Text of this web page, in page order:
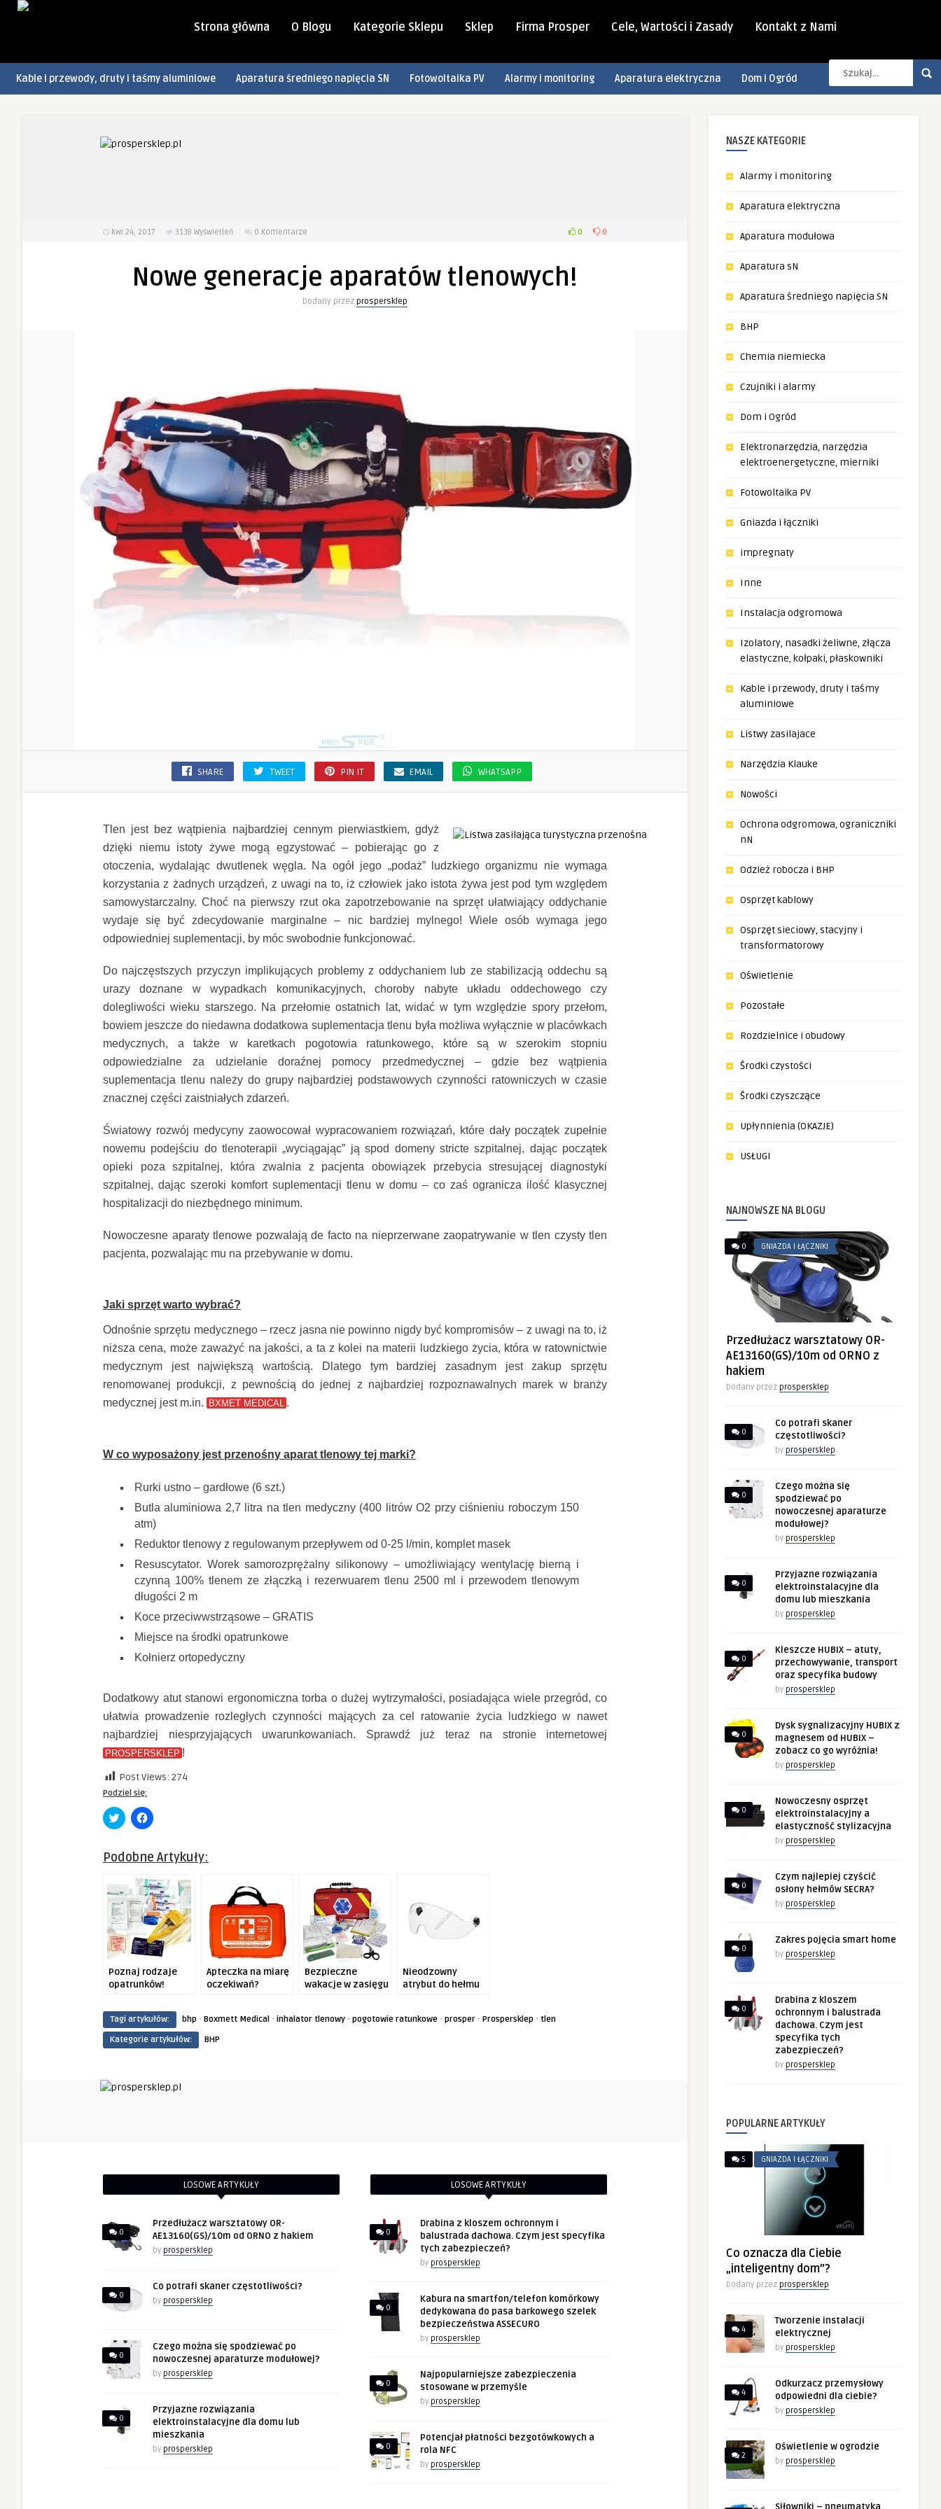
Strona główna O Blogu Kategorie Sklepu Sklep Firma Prosper Cele, Wartości i Zasady Kontakt z Nami
Kable i przewody, druty i taśmy aluminiowe Aparatura średniego napięcia SN Fotowoltaika PV Alarmy i monitoring Aparatura elektryczna Dom i Ogród
kwi 24, 2017 3138 Wyświetleń 0 Komentarze 0 0
Nowe generacje aparatów tlenowych!
Dodany przez prospersklep
SHARE TWEET PIN IT EMAIL WHATSAPP
Tlen jest bez wątpienia najbardziej cennym pierwiastkiem, gdyż
dzięki niemu istoty żywe mogą egzystować – pobierając go z
otoczenia, wydalając dwutlenek węgla. Na ogół jego „podaż” ludzkiego organizmu nie wymaga
korzystania z żadnych urządzeń, z uwagi na to, iż człowiek jako istota żywa jest pod tym względem
samowystarczalny. Choć na pierwszy rzut oka zapotrzebowanie na sprzęt ułatwiający oddychanie
wydaje się być zdecydowanie marginalne – nic bardziej mylnego! Wiele osób wymaga jego
odpowiedniej suplementacji, by móc swobodnie funkcjonować.
Do najczęstszych przyczyn implikujących problemy z oddychaniem lub ze stabilizacją oddechu są
urazy doznane w wypadkach komunikacyjnych, choroby nabyte układu oddechowego czy
dolegliwości wieku starszego. Na przełomie ostatnich lat, widać w tym względzie spory przełom,
bowiem jeszcze do niedawna dodatkowa suplementacja tlenu była możliwa wyłącznie w placówkach
medycznych, a także w karetkach pogotowia ratunkowego, które są w szerokim stopniu
odpowiedzialne za udzielanie doraźnej pomocy przedmedycznej – gdzie bez wątpienia
suplementacja tlenu należy do grupy najbardziej podstawowych czynności ratowniczych w czasie
znacznej części zaistniałych zdarzeń.
Światowy rozwój medycyny zaowocował wypracowaniem rozwiązań, które dały początek zupełnie
nowemu podejściu do tlenoterapii „wyciągając” ją spod domeny stricte szpitalnej, dając początek
opieki poza szpitalnej, która zwalnia z pacjenta obowiązek przebycia stresującej diagnostyki
szpitalnej, dając szeroki komfort suplementacji tlenu w domu – co zaś ogranicza ilość klasycznej
hospitalizacji do niezbędnego minimum.
Nowoczesne aparaty tlenowe pozwalają de facto na nieprzerwane zaopatrywanie w tlen czysty tlen
pacjenta, pozwalając mu na przebywanie w domu.
Jaki sprzęt warto wybrać?
Odnośnie sprzętu medycznego – rzecz jasna nie powinno nigdy być kompromisów – z uwagi na to, iż
niższa cena, może zaważyć na jakości, a ta z kolei na materii ludzkiego życia, która w ratownictwie
medycznym jest największą wartością. Dlatego tym bardziej zasadnym jest zakup sprzętu
renomowanej produkcji, z pewnością do jednej z najbardziej rozpoznawalnych marek w branży
medycznej jest m.in.
BXMET MEDICAL .
W co wyposażony jest przenośny aparat tlenowy tej marki?
Rurki ustno – gardłowe (6 szt.)
Butla aluminiowa 2,7 litra na tlen medyczny (400 litrów O2 przy ciśnieniu roboczym 150
atm)
Reduktor tlenowy z regulowanym przepływem od 0-25 l/min, komplet masek
Resuscytator. Worek samorozprężalny silikonowy – umożliwiający wentylację bierną i
czynną 100% tlenem ze złączką i rezerwuarem tlenu 2500 ml i przewodem tlenowym
długości 2 m
Koce przeciwwstrząsowe – GRATIS
Miejsce na środki opatrunkowe
Kołnierz ortopedyczny
Dodatkowy atut stanowi ergonomiczna torba o dużej wytrzymałości, posiadająca wiele przegród, co
ułatwia prowadzenie rozległych czynności mających za cel ratowanie życia ludzkiego w nawet
najbardziej niesprzyjających uwarunkowaniach. Sprawdź już teraz na stronie internetowej
PROSPERSKLEP !
Post Views: 274
Podziel się:
Click
to
Twitter
(Opens
new
window)
Click
to
Facebook
(Opens
new
window)
Podobne Artykuły:
Poznaj rodzaje
opatrunków!
Apteczka na miarę
oczekiwań?
Bezpieczne
wakacje w zasięgu
Nieodzowny
atrybut do hełmu
Tagi artykułów: bhp · Boxmett Medical · inhalator tlenowy · pogotowie ratunkowe · prosper · Prospersklep · tlen
Kategorie artykułów:
BHP
LOSOWE ARTYKUŁY
0
Przedłużacz warsztatowy OR-
AE13160(GS)/10m od ORNO z hakiem
by prospersklep
0
Co potrafi skaner częstotliwości?
by prospersklep
0
Czego można się spodziewać po
nowoczesnej aparaturze modułowej?
by prospersklep
0
Przyjazne rozwiązania
elektroinstalacyjne dla domu lub
mieszkania
by prospersklep
LOSOWE ARTYKUŁY
0
Drabina z kloszem ochronnym i
balustrada dachowa. Czym jest specyfika
tych zabezpieczeń?
by prospersklep
0
Kabura na smartfon/telefon komórkowy
dedykowana do pasa barkowego szelek
bezpieczeństwa ASSECURO
by prospersklep
0
Najpopularniejsze zabezpieczenia
stosowane w przemyśle
by prospersklep
0
Potencjał płatności bezgotówkowych a
rola NFC
by prospersklep
NASZE KATEGORIE
Alarmy i monitoring
Aparatura elektryczna
Aparatura modułowa
Aparatura sN
Aparatura średniego napięcia SN
BHP
Chemia niemiecka
Czujniki i alarmy
Dom i Ogród
Elektronarzędzia, narzędzia
elektroenergetyczne, mierniki
Fotowoltaika PV
Gniazda i łączniki
impregnaty
Inne
Instalacja odgromowa
Izolatory, nasadki żeliwne, złącza
elastyczne, kołpaki, płaskowniki
Kable i przewody, druty i taśmy
aluminiowe
Listwy zasilajace
Narzędzia Klauke
Nowości
Ochrona odgromowa, ograniczniki
nN
Odzież robocza i BHP
Osprzęt kablowy
Osprzęt sieciowy, stacyjny i
transformatorowy
Oświetlenie
Pozostałe
Rozdzielnice i obudowy
Środki czystości
Środki czyszczące
Upłynnienia (OKAZJE)
USŁUGI
NAJNOWSZE NA BLOGU
0 GNIAZDA I ŁĄCZNIKI
Przedłużacz warsztatowy OR-
AE13160(GS)/10m od ORNO z
hakiem
Dodany przez prospersklep
0
Co potrafi skaner
częstotliwości?
by prospersklep
0
Czego można się
spodziewać po
nowoczesnej aparaturze
modułowej?
by prospersklep
0
Przyjazne rozwiązania
elektroinstalacyjne dla
domu lub mieszkania
by prospersklep
0
Kleszcze HUBIX – atuty,
przechowywanie, transport
oraz specyfika budowy
by prospersklep
0
Dysk sygnalizacyjny HUBIX z
magnesem od HUBIX –
zobacz co go wyróżnia!
by prospersklep
0
Nowoczesny osprzęt
elektroinstalacyjny a
elastyczność stylizacyjna
by prospersklep
0
Czym najlepiej czyścić
osłony hełmów SECRA?
by prospersklep
0
Zakres pojęcia smart home
by prospersklep
0
Drabina z kloszem
ochronnym i balustrada
dachowa. Czym jest
specyfika tych
zabezpieczeń?
by prospersklep
POPULARNE ARTYKUŁY
5 GNIAZDA I ŁĄCZNIKI
Co oznacza dla Ciebie
„inteligentny dom”?
Dodany przez prospersklep
4
Tworzenie instalacji
elektrycznej
by prospersklep
4
Odkurzacz przemysłowy
odpowiedni dla ciebie?
by prospersklep
2
Oświetlenie w ogrodzie
by prospersklep